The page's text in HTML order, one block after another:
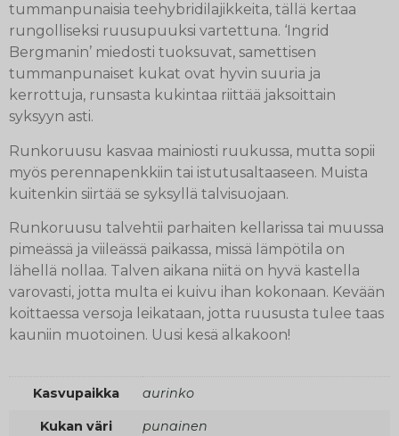
tummanpunaisia teehybridilajikkeita, tällä kertaa
rungolliseksi ruusupuuksi vartettuna. ‘Ingrid
Bergmanin’ miedosti tuoksuvat, samettisen
tummanpunaiset kukat ovat hyvin suuria ja
kerrottuja, runsasta kukintaa riittää jaksoittain
syksyyn asti.
Runkoruusu kasvaa mainiosti ruukussa, mutta sopii
myös perennapenkkiin tai istutusaltaaseen. Muista
kuitenkin siirtää se syksyllä talvisuojaan.
Runkoruusu talvehtii parhaiten kellarissa tai muussa
pimeässä ja viileässä paikassa, missä lämpötila on
lähellä nollaa. Talven aikana niitä on hyvä kastella
varovasti, jotta multa ei kuivu ihan kokonaan. Kevään
koittaessa versoja leikataan, jotta ruususta tulee taas
kauniin muotoinen. Uusi kesä alkakoon!
Kasvupaikka aurinko
Kukan väri punainen